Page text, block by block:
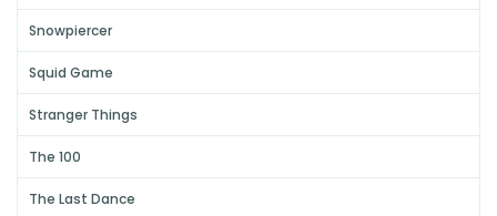
Snowpiercer
Squid Game
Stranger Things
The 100
The Last Dance